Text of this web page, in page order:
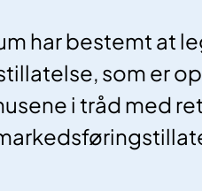
har bestemt at
som er
i tråd med